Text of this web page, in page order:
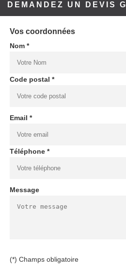
DEMANDEZ UN DEVIS
Vos coordonnées
Nom *
Code postal *
Email *
Téléphone *
Message
(*) Champs obligatoire